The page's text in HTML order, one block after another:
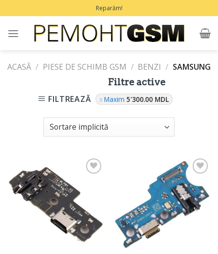
la
conținut
Reparăm!
ACASĂ / PIESE DE SCHIMB GSM / BENZI / SAMSUNG
FILTREAZĂ
Filtre active
Maxim5'300.00 MDL
Favorite
Adaugă
în
Favorite